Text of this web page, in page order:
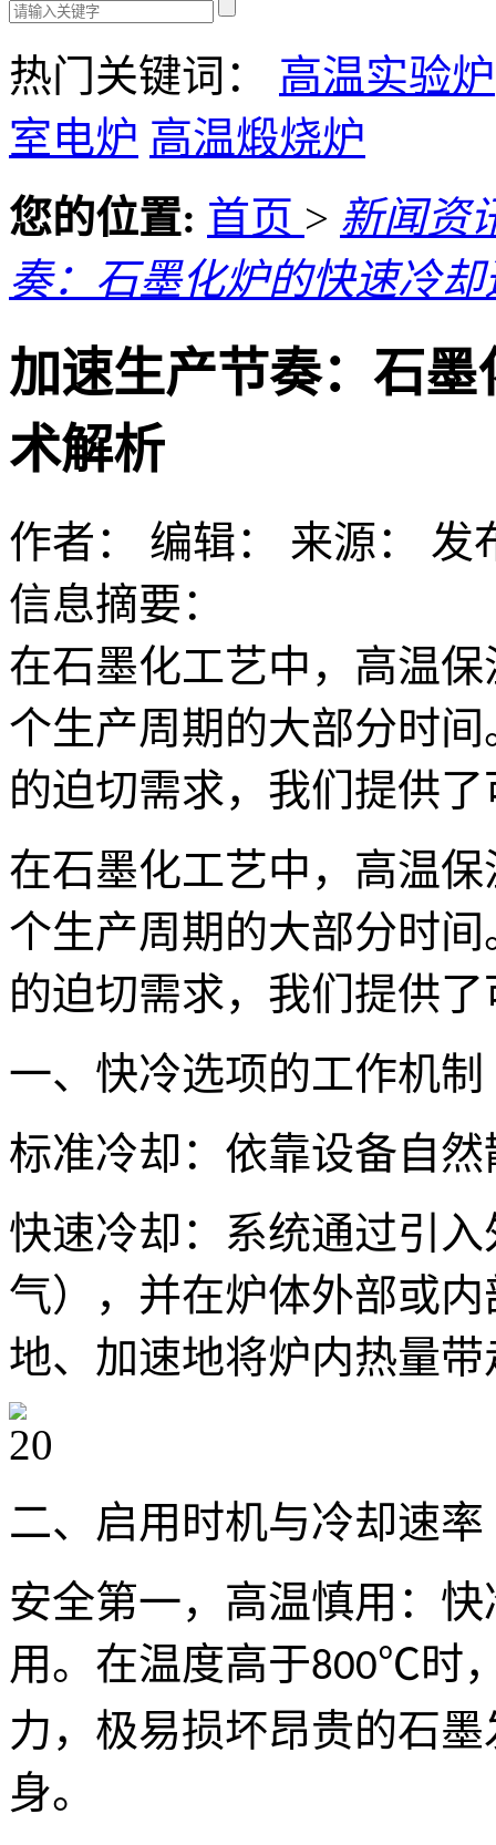
热门关键词： 高温实验炉
室电炉 高温煅烧炉
您的位置: 首页 > 新闻资
奏：石墨化炉的快速冷
加速生产节奏：石
术解析
作者： 编辑： 来源： 发
信息摘要：
在石墨化工艺中，高温
个生产周期的大部分时
的迫切需求，我们提供
在石墨化工艺中，高温
个生产周期的大部分时
的迫切需求，我们提供
一、快冷选项的工作机制
标准冷却：依靠设备自
快速冷却：系统通过引
气），并在炉体外部或
地、加速地将炉内热量
二、启用时机与冷却速率
安全第一，高温慎用：
用。在温度高于800℃时
力，极易损坏昂贵的石
身。